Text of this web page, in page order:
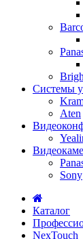
Системы
Aten
Sony
Каталог
NexTouch